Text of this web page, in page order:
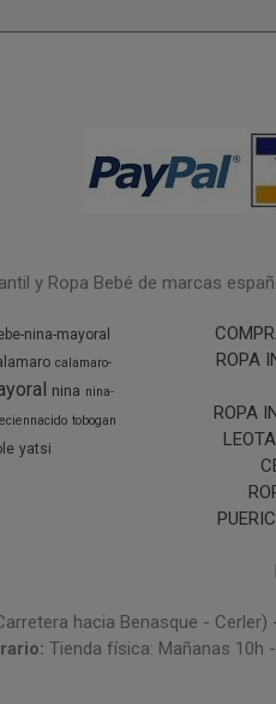
y Ropa Bebé de marcas
nina-mayoral
calamaro-
nina nina-
tobogan
yatsi
ROPA
ROPA
hacia Benasque -
Tienda física: Mañanas 10h